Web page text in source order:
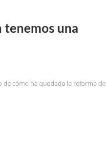
tenemos una
de cómo ha quedado la reforma de